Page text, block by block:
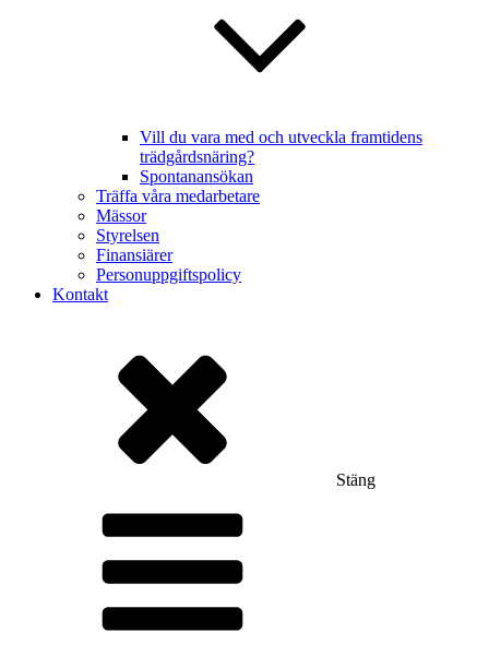
Vill du vara med och utveckla framtidens
trädgårdsnäring?
Spontanansökan
Träffa våra medarbetare
Mässor
Styrelsen
Finansiärer
Personuppgiftspolicy
Kontakt
Stäng